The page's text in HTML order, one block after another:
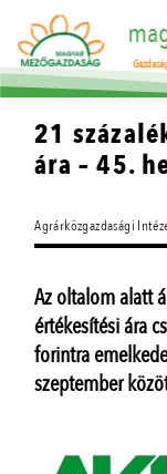
21
ára – 45.
Agrárközgazdasági
Az oltalom alatt
értékesítési ára
forintra
szeptember